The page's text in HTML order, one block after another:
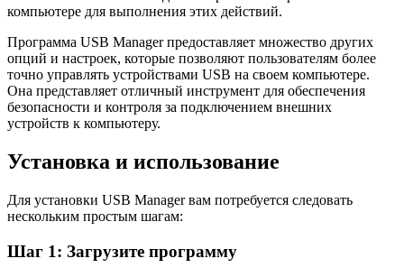
компьютере для выполнения этих действий.
Программа USB Manager предоставляет множество других
опций и настроек, которые позволяют пользователям более
точно управлять устройствами USB на своем компьютере.
Она представляет отличный инструмент для обеспечения
безопасности и контроля за подключением внешних
устройств к компьютеру.
Установка и использование
Для установки USB Manager вам потребуется следовать
нескольким простым шагам:
Шаг 1: Загрузите программу